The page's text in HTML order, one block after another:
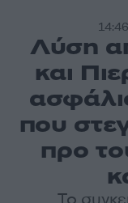
14:46
Λύση
και
που
προ